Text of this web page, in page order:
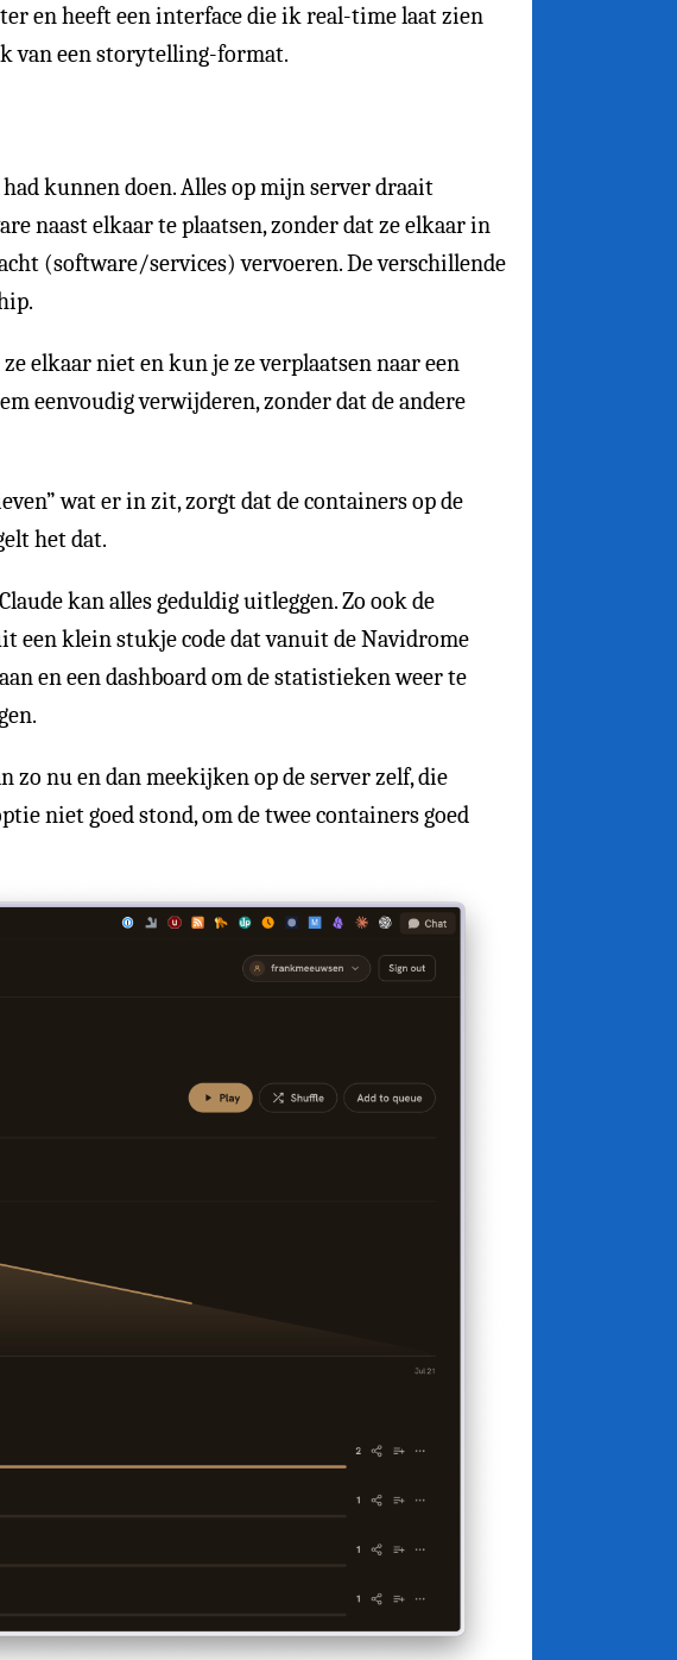
en heeft een interface die ik real-time laat zien
van een storytelling-format.
kunnen doen. Alles op mijn server draait
naast elkaar te plaatsen, zonder dat ze elkaar in
(software/services) vervoeren. De verschillende
elkaar niet en kun je ze verplaatsen naar een
eenvoudig verwijderen, zonder dat de andere
wat er in zit, zorgt dat de containers op de
het dat.
kan alles geduldig uitleggen. Zo ook de
een klein stukje code dat vanuit de Navidrome
en een dashboard om de statistieken weer te
nu en dan meekijken op de server zelf, die
niet goed stond, om de twee containers goed